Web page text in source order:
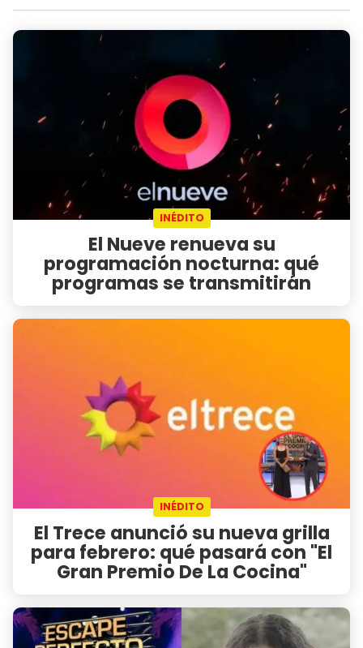
INÉDITO
El Nueve renueva su
programación nocturna: qué
programas se transmitirán
INÉDITO
El Trece anunció su nueva grilla
para febrero: qué pasará con "El
Gran Premio De La Cocina"